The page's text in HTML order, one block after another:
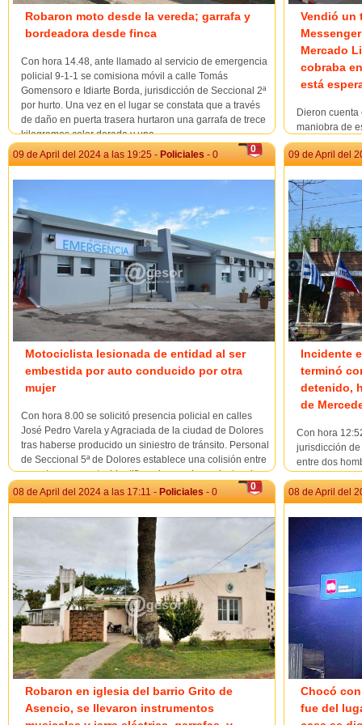
Robaron moto desde la vereda; garrafa y
bordeadora desde finca
Con hora 14.48, ante llamado al servicio de emergencia
policial 9-1-1 se comisiona móvil a calle Tomás
Gomensoro e Idiarte Borda, jurisdicción de Seccional 2ª
por hurto. Una vez en el lugar se constata que a través
de daño en puerta trasera hurtaron una garrafa de trece
kilogramos color dorada y una...
Vendió un
Mercado
cobraba
está
Dieron
maniobra de
para la venta
Iphone a $
que publique
0
09 de April del 2024 a las 19:25 - Policiales - 0
Motociclista lesionada de entidad al ser
embestida por auto conducido por otra
mujer
Con hora 8.00 se solicitó presencia policial en calles
José Pedro Varela y Agraciada de la ciudad de Dolores
tras haberse producido un siniestro de tránsito. Personal
de Seccional 5ª de Dolores establece una colisión entre
un auto y una moto, identificando en primera instancia a
conductora de auto Renalt K...
09 de April del
Incidente
terminó
detenido,
de
Con hora
jurisdicción de
entre dos
tratándose de
que
0
08 de April del 2024 a las 17:11 - Policiales - 0
Robaron en iglesia del barrio Grito de
Asencio, se llevaron instrumentos
08 de April del
Chocó
fue del